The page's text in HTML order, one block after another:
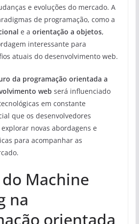
e evoluções do mercado. A
de programação, como a
e a orientação a objetos,
interessante para
atuais do desenvolvimento web.
da programação orientada a
web será influenciado
em constante
que os desenvolvedores
novas abordagens e
para acompanhar as
Machine
na
orientada